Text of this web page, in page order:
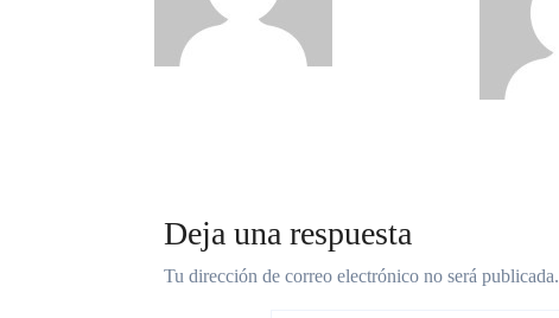
Deja una respuesta
Tu dirección de correo electrónico no será publicada.